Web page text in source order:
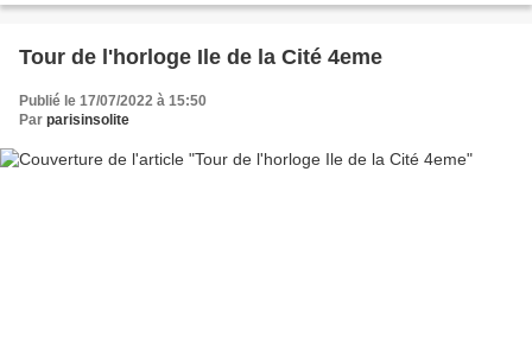
Tour de l'horloge Ile de la Cité 4eme
Publié le 17/07/2022 à 15:50
Par parisinsolite